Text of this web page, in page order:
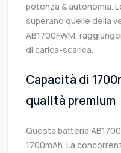
potenza & autonomia.
superano quelle della
AB1700FWM,
di carica-scarica.
Capacità di
qualità premium
Questa batteria
1700mAh. La